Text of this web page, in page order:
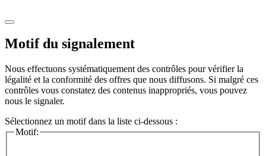
Motif du signalement
Nous effectuons systématiquement des contrôles pour vérifier la
légalité et la conformité des offres que nous diffusons. Si malgré ces
contrôles vous constatez des contenus inappropriés, vous pouvez
nous le signaler.
Sélectionnez un motif dans la liste ci-dessous :
Motif: